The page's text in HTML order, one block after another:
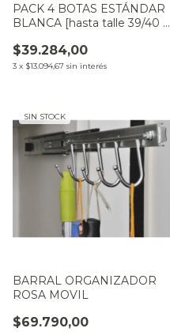
PACK 4 BOTAS ESTÁNDAR
BLANCA [hasta talle 39/40 y
$39.284,00
3 x $13.094,67 sin interés
SIN STOCK
BARRAL ORGANIZADOR
ROSA MOVIL
$69.790,00